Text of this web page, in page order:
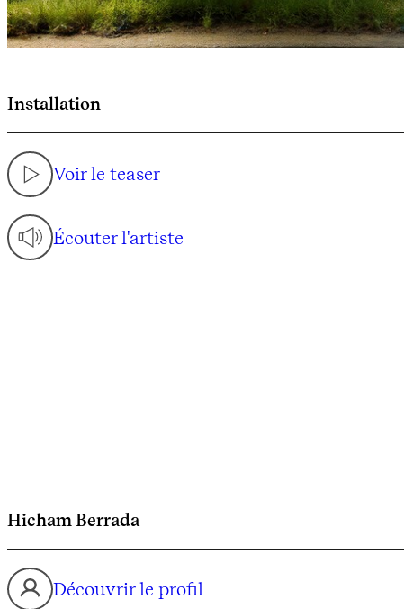
Installation
Voir le teaser
Écouter l'artiste
Hicham Berrada
Découvrir le profil